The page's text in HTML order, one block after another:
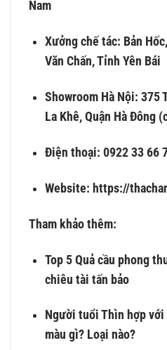
Nam
Xưởng chế tác: Bản
Văn Chấn, Tỉnh Yên Bái
Showroom Hà Nội: 375
La Khê, Quận Hà Đông
Điện thoại: 0922 33 66
Website: https://
Tham khảo thêm:
Top 5 Quả cầu phong
chiêu tài tấn bảo
Người tuổi Thìn hợp
màu gì? Loại nào?